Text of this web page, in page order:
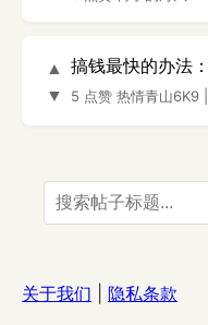
▲
▼
搞钱最快的办法
5 点赞 热情青山6K9
关于我们 隐私条款